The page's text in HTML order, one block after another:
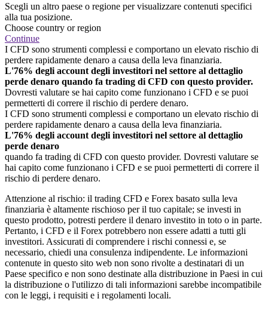
Scegli un altro paese o regione per visualizzare contenuti specifici
alla tua posizione.
Choose country or region
Continue
I CFD sono strumenti complessi e comportano un elevato rischio di
perdere rapidamente denaro a causa della leva finanziaria.
L'76% degli account degli investitori nel settore al dettaglio
perde denaro quando fa trading di CFD con questo provider.
Dovresti valutare se hai capito come funzionano i CFD e se puoi
permetterti di correre il rischio di perdere denaro.
I CFD sono strumenti complessi e comportano un elevato rischio di
perdere rapidamente denaro a causa della leva finanziaria.
L'76% degli account degli investitori nel settore al dettaglio
perde denaro
quando fa trading di CFD con questo provider. Dovresti valutare se
hai capito come funzionano i CFD e se puoi permetterti di correre il
rischio di perdere denaro.
Attenzione al rischio: il trading CFD e Forex basato sulla leva
finanziaria è altamente rischioso per il tuo capitale; se investi in
questo prodotto, potresti perdere il denaro investito in toto o in parte.
Pertanto, i CFD e il Forex potrebbero non essere adatti a tutti gli
investitori. Assicurati di comprendere i rischi connessi e, se
necessario, chiedi una consulenza indipendente. Le informazioni
contenute in questo sito web non sono rivolte a destinatari di un
Paese specifico e non sono destinate alla distribuzione in Paesi in cui
la distribuzione o l'utilizzo di tali informazioni sarebbe incompatibile
con le leggi, i requisiti e i regolamenti locali.